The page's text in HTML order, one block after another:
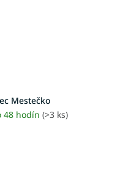
Mestečko
48 hodín (>3 ks)